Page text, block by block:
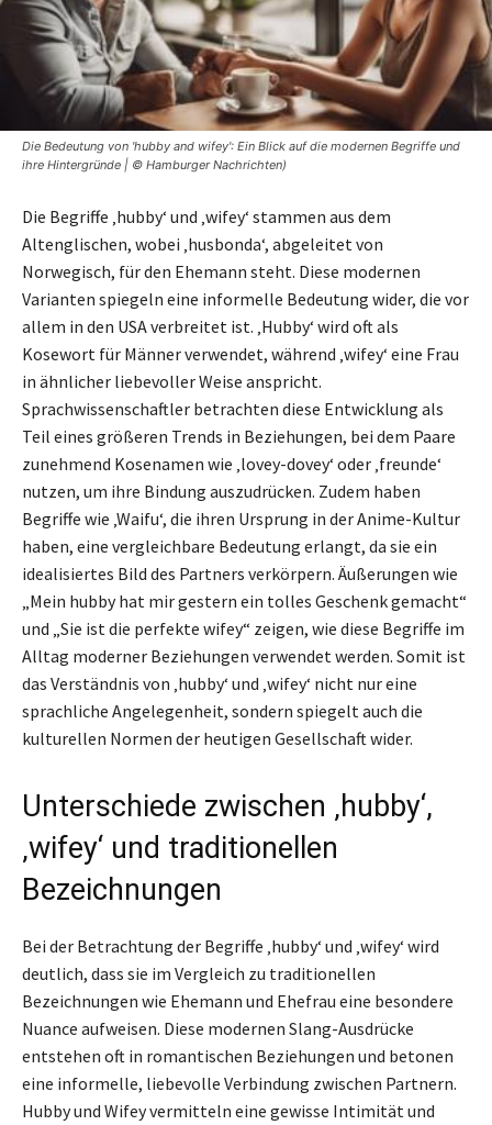
Die Bedeutung von 'hubby and wifey': Ein Blick auf die modernen Begriffe und
ihre Hintergründe | © Hamburger Nachrichten)
Die Begriffe ‚hubby‘ und ‚wifey‘ stammen aus dem
Altenglischen, wobei ‚husbonda‘, abgeleitet von
Norwegisch, für den Ehemann steht. Diese modernen
Varianten spiegeln eine informelle Bedeutung wider, die vor
allem in den USA verbreitet ist. ‚Hubby‘ wird oft als
Kosewort für Männer verwendet, während ‚wifey‘ eine Frau
in ähnlicher liebevoller Weise anspricht.
Sprachwissenschaftler betrachten diese Entwicklung als
Teil eines größeren Trends in Beziehungen, bei dem Paare
zunehmend Kosenamen wie ‚lovey-dovey‘ oder ‚freunde‘
nutzen, um ihre Bindung auszudrücken. Zudem haben
Begriffe wie ‚Waifu‘, die ihren Ursprung in der Anime-Kultur
haben, eine vergleichbare Bedeutung erlangt, da sie ein
idealisiertes Bild des Partners verkörpern. Äußerungen wie
„Mein hubby hat mir gestern ein tolles Geschenk gemacht“
und „Sie ist die perfekte wifey“ zeigen, wie diese Begriffe im
Alltag moderner Beziehungen verwendet werden. Somit ist
das Verständnis von ‚hubby‘ und ‚wifey‘ nicht nur eine
sprachliche Angelegenheit, sondern spiegelt auch die
kulturellen Normen der heutigen Gesellschaft wider.
Unterschiede zwischen ‚hubby‘,
‚wifey‘ und traditionellen
Bezeichnungen
Bei der Betrachtung der Begriffe ‚hubby‘ und ‚wifey‘ wird
deutlich, dass sie im Vergleich zu traditionellen
Bezeichnungen wie Ehemann und Ehefrau eine besondere
Nuance aufweisen. Diese modernen Slang-Ausdrücke
entstehen oft in romantischen Beziehungen und betonen
eine informelle, liebevolle Verbindung zwischen Partnern.
Hubby und Wifey vermitteln eine gewisse Intimität und